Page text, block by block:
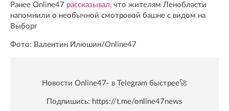
Ранее Online47 рассказывал, что жителям Ленобласти
напомнили о необычной смотровой башне с видом на
Выборг
Фото: Валентин Илюшин/Online47
Новости Online47- в Telegram быстрее🚀
Подпишись: https://t.me/online47news